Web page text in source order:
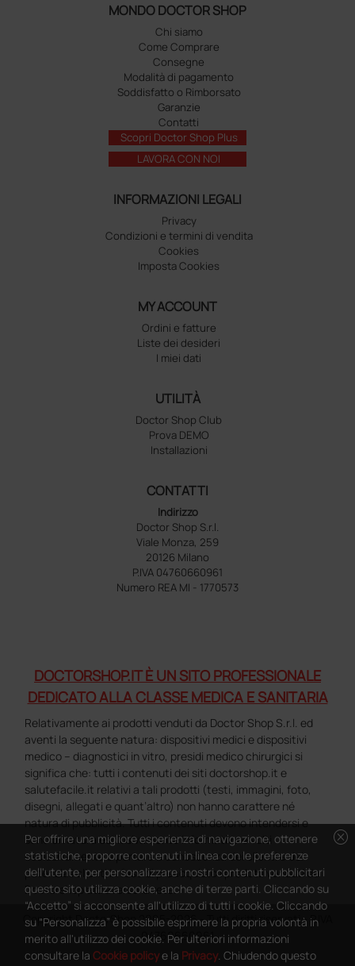
MONDO DOCTOR SHOP
Chi siamo
Come Comprare
Consegne
Modalità di pagamento
Soddisfatto o Rimborsato
Garanzie
Contatti
Scopri Doctor Shop Plus
LAVORA CON NOI
INFORMAZIONI LEGALI
Privacy
Condizioni e termini di vendita
Cookies
Imposta Cookies
MY ACCOUNT
Ordini e fatture
Liste dei desideri
I miei dati
UTILITÀ
Doctor Shop Club
Prova DEMO
Installazioni
CONTATTI
Indirizzo
Doctor Shop S.r.l.
Viale Monza, 259
20126 Milano
P.IVA 04760660961
Numero REA MI - 1770573
DOCTORSHOP.IT È UN SITO PROFESSIONALE
DEDICATO ALLA CLASSE MEDICA E SANITARIA
Relativamente ai prodotti venduti da Doctor Shop S.r.l. ed
aventi la seguente natura: dispositivi medici e dispositivi
medico – diagnostici in vitro, presidi medico chirurgici si
significa che: tutti i contenuti dei siti doctorshop.it e
salutefacile.it relativi a tali prodotti (testi, immagini, foto,
disegni, allegati e quant’altro) non hanno carattere né
natura di pubblicità. Tutti i contenuti devono intendersi e
sono di natura esclusivamente informativa e volti
esclusivamente a portare a conoscenza dei clienti e dei
potenziali clienti in fase di preacquisto i prodotti venduti da
Doctorshop attraverso la rete.
Copyright DoctorShop 2005-2026 - Tutti diritti riservati - P.IVA
04760660961
cancel
Per offrire una migliore esperienza di navigazione, ottenere
statistiche, proporre contenuti in linea con le preferenze
dell'utente, per personalizzare i nostri contenuti pubblicitari
questo sito utilizza cookie, anche di terze parti. Cliccando su
“Accetto” si acconsente all'utilizzo di tutti i cookie. Cliccando
su “Personalizza” è possibile esprimere la propria volontà in
merito all'utilizzo dei cookie. Per ulteriori informazioni
consultare la Cookie policye la Privacy. Chiudendo questo